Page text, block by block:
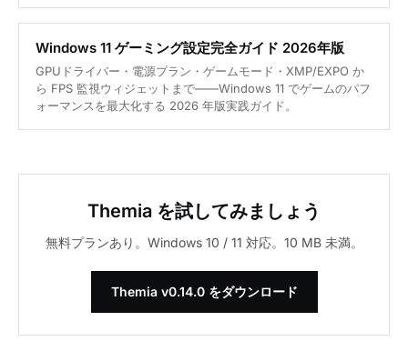
Windows 11 ゲーミング設定完全ガイド 2026年版
GPUドライバー・電源プラン・ゲームモード・XMP/EXPO か
ら FPS 監視ウィジェットまで——Windows 11 でゲームのパフ
ォーマンスを最大化する 2026 年版実践ガイド。
Themia を試してみましょう
無料プランあり。Windows 10 / 11 対応。10 MB 未満。
Themia v0.14.0 をダウンロード